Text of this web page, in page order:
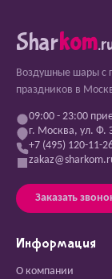
Sharkom
Воздушные шары с
праздников в
09:00 - 23:00
г. Москва, ул. Ф.
+7 (495) 120-11-
Заказать
Информация
О компании